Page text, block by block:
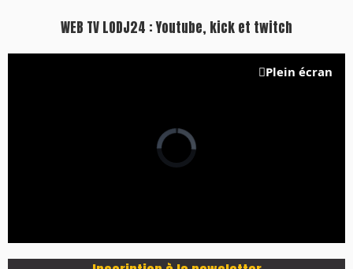
7 days santé & conso du 31-07-2026